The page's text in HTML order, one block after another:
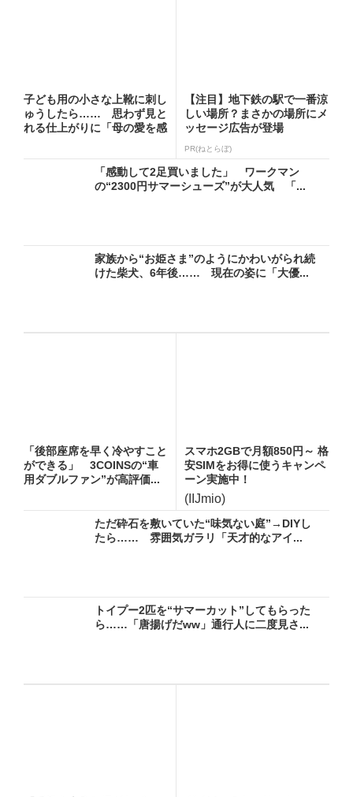
子ども用の小さな上靴に刺し
ゅうしたら…… 思わず見と
れる仕上がりに「母の愛を感
【注目】地下鉄の駅で一番涼
しい場所？まさかの場所にメ
ッセージ広告が登場
PR(ねとらぼ)
「感動して2足買いました」 ワークマン
の“2300円サマーシューズ”が大人気 「...
家族から“お姫さま”のようにかわいがられ続
けた柴犬、6年後…… 現在の姿に「大優...
「後部座席を早く冷やすこと
ができる」 3COINSの“車
用ダブルファン”が高評価...
スマホ2GBで月額850円～ 格
安SIMをお得に使うキャンペ
ーン実施中！
(IIJmio)
ただ砕石を敷いていた“味気ない庭”→DIYし
たら…… 雰囲気ガラリ「天才的なアイ...
トイプー2匹を“サマーカット”してもらった
ら……「唐揚げだww」通行人に二度見さ...